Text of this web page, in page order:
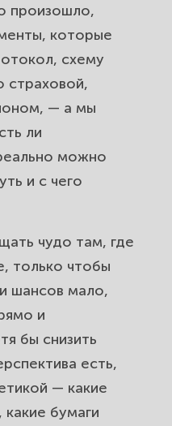
произошло,
которые
схему
страховой,
— а мы
ли
можно
и с чего
чудо там, где
только чтобы
шансов мало,
и
бы снизить
есть,
— какие
бумаги